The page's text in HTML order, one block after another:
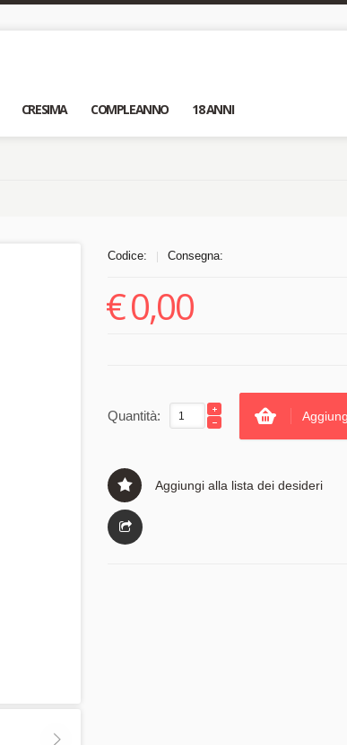
CRESIMA COMPLEANNO 18 ANNI
Codice: Consegna:
€0,00
Quantità:
Aggiungi alla lista dei desideri